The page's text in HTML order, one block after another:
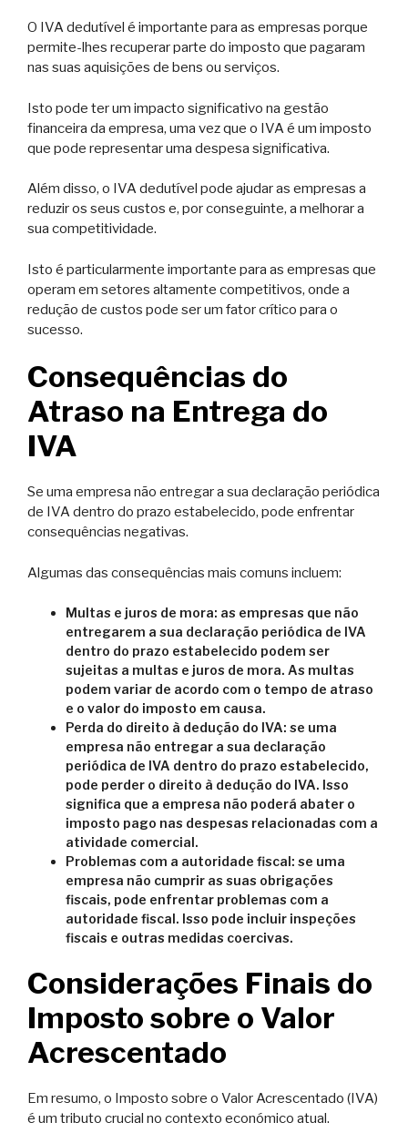
O IVA dedutível é importante para as empresas porque
permite-lhes recuperar parte do imposto que pagaram
nas suas aquisições de bens ou serviços.
Isto pode ter um impacto significativo na gestão
financeira da empresa, uma vez que o IVA é um imposto
que pode representar uma despesa significativa.
Além disso, o IVA dedutível pode ajudar as empresas a
reduzir os seus custos e, por conseguinte, a melhorar a
sua competitividade.
Isto é particularmente importante para as empresas que
operam em setores altamente competitivos, onde a
redução de custos pode ser um fator crítico para o
sucesso.
Consequências do
Atraso na Entrega do
IVA
Se uma empresa não entregar a sua declaração periódica
de IVA dentro do prazo estabelecido, pode enfrentar
consequências negativas.
Algumas das consequências mais comuns incluem:
Multas e juros de mora: as empresas que não
entregarem a sua declaração periódica de IVA
dentro do prazo estabelecido podem ser
sujeitas a multas e juros de mora. As multas
podem variar de acordo com o tempo de atraso
e o valor do imposto em causa.
Perda do direito à dedução do IVA: se uma
empresa não entregar a sua declaração
periódica de IVA dentro do prazo estabelecido,
pode perder o direito à dedução do IVA. Isso
significa que a empresa não poderá abater o
imposto pago nas despesas relacionadas com a
atividade comercial.
Problemas com a autoridade fiscal: se uma
empresa não cumprir as suas obrigações
fiscais, pode enfrentar problemas com a
autoridade fiscal. Isso pode incluir inspeções
fiscais e outras medidas coercivas.
Considerações Finais do
Imposto sobre o Valor
Acrescentado
Em resumo, o Imposto sobre o Valor Acrescentado (IVA)
é um tributo crucial no contexto económico atual.